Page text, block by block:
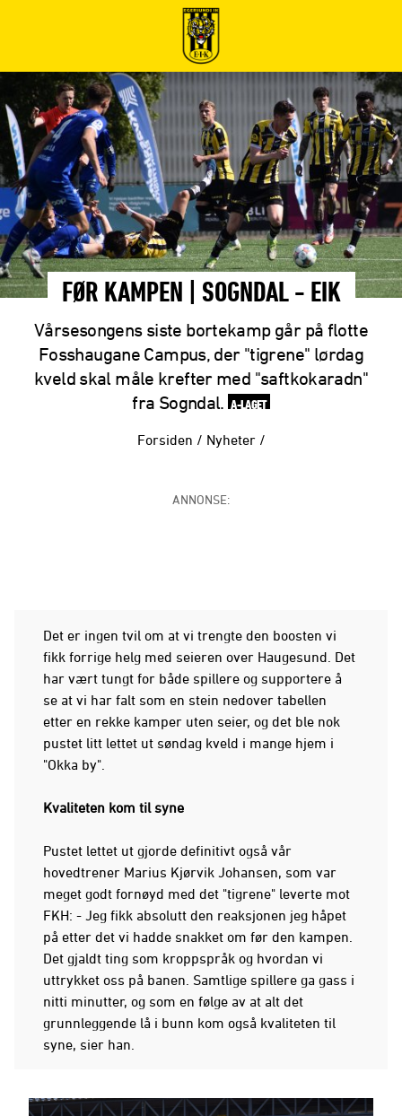
FØR KAMPEN | SOGNDAL - EIK
Vårsesongens siste bortekamp går på flotte
Fosshaugane Campus, der "tigrene" lørdag
kveld skal måle krefter med "saftkokaradn"
fra Sogndal. A-LAGET
Forsiden / Nyheter /
ANNONSE:
Det er ingen tvil om at vi trengte den boosten vi
fikk forrige helg med seieren over Haugesund. Det
har vært tungt for både spillere og supportere å
se at vi har falt som en stein nedover tabellen
etter en rekke kamper uten seier, og det ble nok
pustet litt lettet ut søndag kveld i mange hjem i
"Okka by".
Kvaliteten kom til syne
Pustet lettet ut gjorde definitivt også vår
hovedtrener Marius Kjørvik Johansen, som var
meget godt fornøyd med det "tigrene" leverte mot
FKH: - Jeg fikk absolutt den reaksjonen jeg håpet
på etter det vi hadde snakket om før den kampen.
Det gjaldt ting som kroppspråk og hvordan vi
uttrykket oss på banen. Samtlige spillere ga gass i
nitti minutter, og som en følge av at alt det
grunnleggende lå i bunn kom også kvaliteten til
syne, sier han.